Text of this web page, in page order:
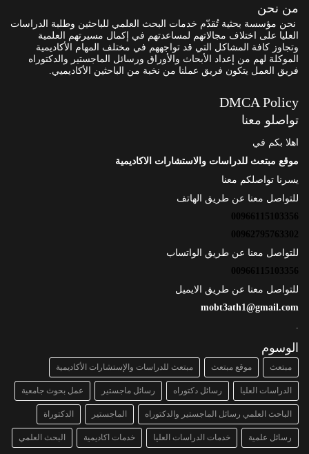
من نحن
نحن مؤسسة بحثية تُقدّم خدمات البحث العلمي للباحثين وطلبة الدراسات
العليا على اختلاف مجالاتهم لمساعدتهم في إكمال مسيرتهم العلمية
وتجاوز كافة المشاكل التي قد تواجههم في مختلف المهام الأكاديمية
الموكلة لهم من إعداد الأبحاث والأوراق ورسائل الماجستير والدكتوراه
فريق العمل يتكون فريق عملنا من نخبة من الباحثين الأكاديميي.
DMCA Policy
تواصلو معنا
اهلا بكم في
موقع مبتعث للدراسات والاستشارات الاكاديمية
يسرنا تواصلكم معنا
للتواصل معنا عن طريق الهاتف
00966115103356
00962795763302
للتواصل معنا عن طريق الواتساب
00966115103356
للتواصل معنا عن طريق الايميل
mobt3ath1@gmail.com
الوسوم
مبتعث موقع مبتعث مبتعث للدراسات والإستشارات الأكاديمية
الدراسات العليا رسائل دكتوراه رسائل ماجستير عمل بحوث جامعية
الباحث العلمي رسائل الماجستير والدكتوراه الماجستير الدكتوراة
رسائل علمية خدمات الدراسات العليا خدمات اكاديمية البحث العلمي